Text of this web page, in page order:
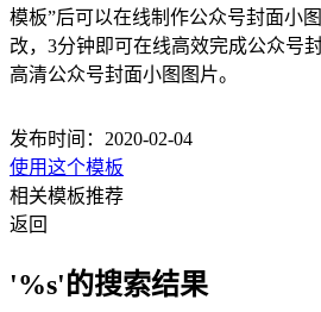
模板”后可以在线制作公众号封面小
改，3分钟即可在线高效完成公众号
高清公众号封面小图图片。
发布时间：2020-02-04
使用这个模板
相关模板推荐
返回
'%s'的搜索结果